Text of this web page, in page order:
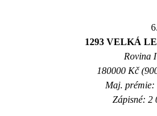
1293 VELKÁ
Rovina
180000 Kč
Maj. prémie:
Zápisné: 2